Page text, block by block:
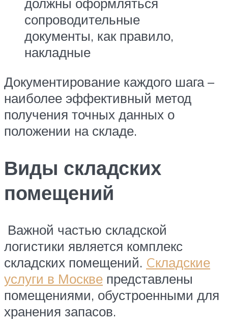
сопроводительные
документы, как правило,
накладные
Документирование каждого шага –
наиболее эффективный метод
получения точных данных о
положении на складе.
Виды складских
помещений
Важной частью складской
логистики является комплекс
складских помещений. Cкладские
услуги в Москве представлены
помещениями, обустроенными для
хранения запасов.